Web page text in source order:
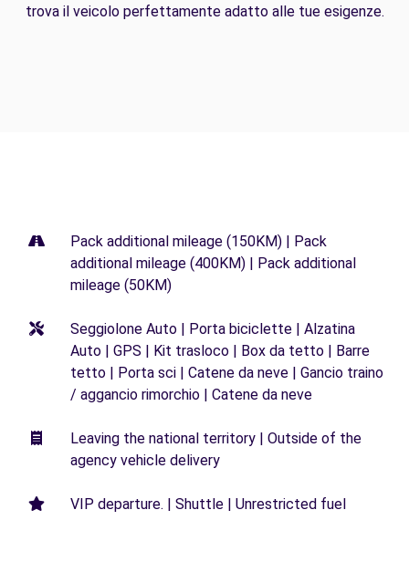
trova il veicolo perfettamente adatto alle tue esigenze.
Pack additional mileage (150KM) | Pack
additional mileage (400KM) | Pack additional
mileage (50KM)
Seggiolone Auto | Porta biciclette | Alzatina
Auto | GPS | Kit trasloco | Box da tetto | Barre
tetto | Porta sci | Catene da neve | Gancio traino
/ aggancio rimorchio | Catene da neve
Leaving the national territory | Outside of the
agency vehicle delivery
VIP departure. | Shuttle | Unrestricted fuel